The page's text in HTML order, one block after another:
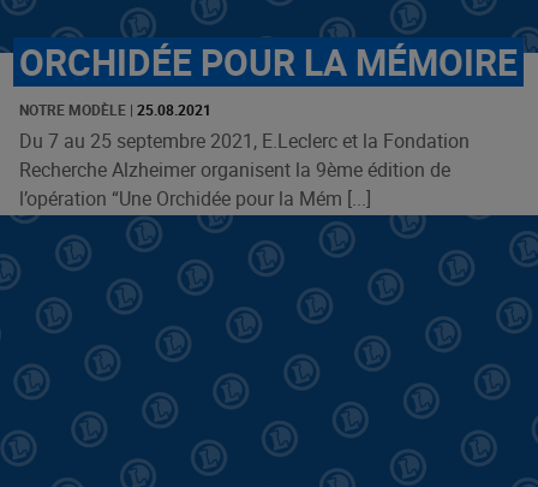
ORCHIDÉE POUR LA MÉMOIRE
NOTRE MODÈLE | 25.08.2021
Du 7 au 25 septembre 2021, E.Leclerc et la Fondation
Recherche Alzheimer organisent la 9ème édition de
l’opération “Une Orchidée pour la Mém [...]